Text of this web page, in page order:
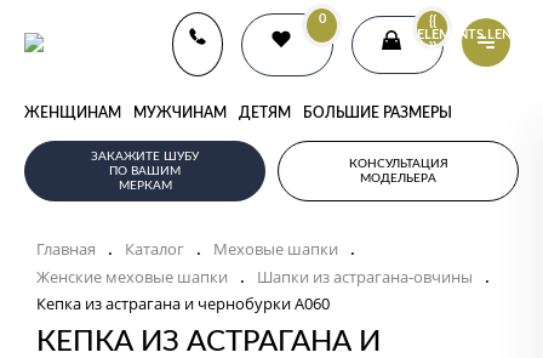
0
{{
ELEMENTS.LENGTH
}}
ЖЕНЩИНАМ МУЖЧИНАМ ДЕТЯМ БОЛЬШИЕ РАЗМЕРЫ
ЗАКАЖИТЕ ШУБУ
ПО ВАШИМ
МЕРКАМ
КОНСУЛЬТАЦИЯ
МОДЕЛЬЕРА
Главная . Каталог . Меховые шапки .
Женские меховые шапки . Шапки из астрагана-овчины .
Кепка из астрагана и чернобурки А060
КЕПКА ИЗ АСТРАГАНА И